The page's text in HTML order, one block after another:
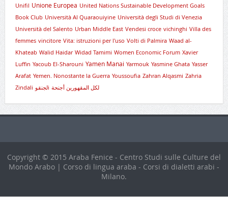
Unifil Unione Europea United Nations Sustainable Development Goals
Book Club Università Al Quaraouiyine Università degli Studi di Venezia
Università del Salento Urban Middle East Vendesi croce vichinghi Villa des
femmes vincitore Vita: istruzioni per l'uso Volti di Palmira Waad al-
Khateab Walid Haidar Widad Tamimi Women Economic Forum Xavier
Luffin Yacoub El-Sharouni Yamen Manai Yarmouk Yasmine Ghata Yasser
Arafat Yemen. Nonostante la Guerra Youssoufia Zahran Alqasmi Zahria
Zindali
لجنقوi لكل المقهورين أجنحة
Copyright © 2015 Araba Fenice - Centro Studi sulle Culture del
Mondo Arabo | Corso di lingua araba - Corsi di dialetti arabi -
Milano.